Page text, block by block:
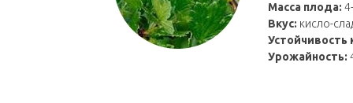
Масса плода:
Вкус: кисло-
Устойчивость
Урожайность: